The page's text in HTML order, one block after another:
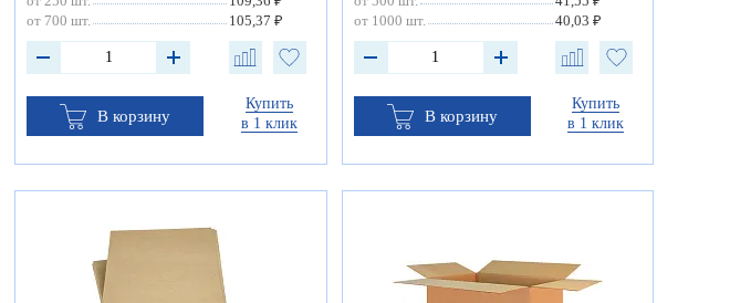
от 700 шт.
105,37 ₽
В корзину
Купить
в 1 клик
от 1000 шт.
40,03 ₽
В корзину
Купить
в 1 клик